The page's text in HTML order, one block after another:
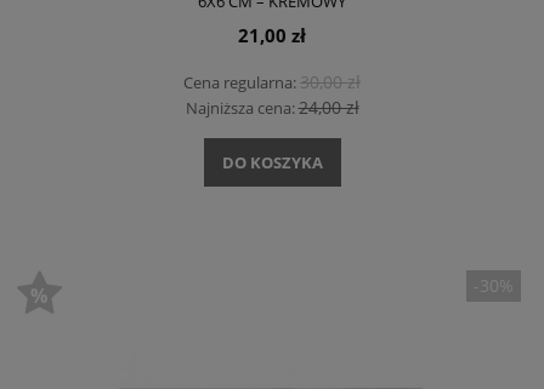
21,00 zł
Cena regularna:30,00 zł
Najniższa cena:24,00 zł
DO KOSZYKA
-30%